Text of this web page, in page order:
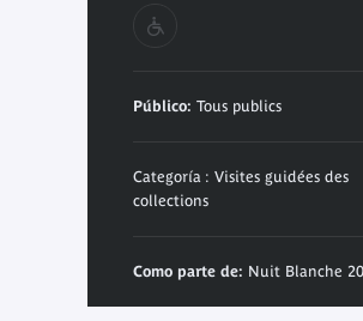
Público: Tous publics
Categoría : Visites guidées des
collections
Como parte de: Nuit Blanche